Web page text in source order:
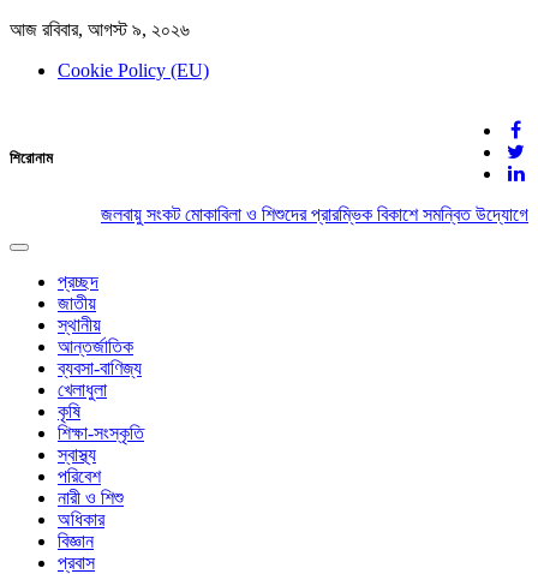
আজ রবিবার, আগস্ট ৯, ২০২৬
Cookie Policy (EU)
দেশের খবর
যুক্ত থাকুন দেশের সঙ্গে
শিরোনাম
জলবায়ু সংকট মোকাবিলা ও শিশুদের প্রারম্ভিক বিকাশে সমন্বিত উদ্যোগের
Toggle
navigation
প্রচ্ছদ
জাতীয়
স্থানীয়
আন্তর্জাতিক
ব্যবসা-বাণিজ্য
খেলাধুলা
কৃষি
শিক্ষা-সংস্কৃতি
স্বাস্থ্য
পরিবেশ
নারী ও শিশু
অধিকার
বিজ্ঞান
প্রবাস